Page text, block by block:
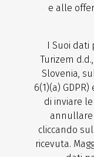
e alle
I Suoi dati
Turizem
Slovenia,
6(1)(a)
di inviare
annullare
cliccando
ricevuta.